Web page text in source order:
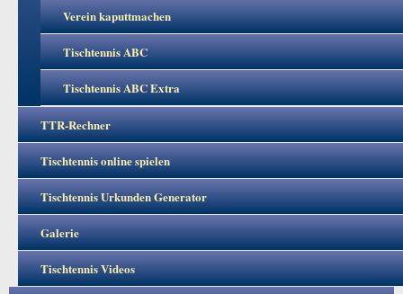
Verein kaputtmachen
Tischtennis ABC
Tischtennis ABC Extra
TTR-Rechner
Tischtennis online spielen
Tischtennis Urkunden Generator
Galerie
Tischtennis Videos